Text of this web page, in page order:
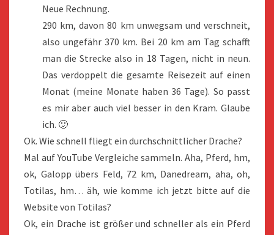
Neue Rechnung.
290 km, davon 80 km unwegsam und verschneit,
also ungefähr 370 km. Bei 20 km am Tag schafft
man die Strecke also in 18 Tagen, nicht in neun.
Das verdoppelt die gesamte Reisezeit auf einen
Monat (meine Monate haben 36 Tage). So passt
es mir aber auch viel besser in den Kram. Glaube
ich. 🙂
Ok. Wie schnell fliegt ein durchschnittlicher Drache?
Mal auf YouTube Vergleiche sammeln. Aha, Pferd, hm,
ok, Galopp übers Feld, 72 km, Danedream, aha, oh,
Totilas, hm… äh, wie komme ich jetzt bitte auf die
Website von Totilas?
Ok, ein Drache ist größer und schneller als ein Pferd